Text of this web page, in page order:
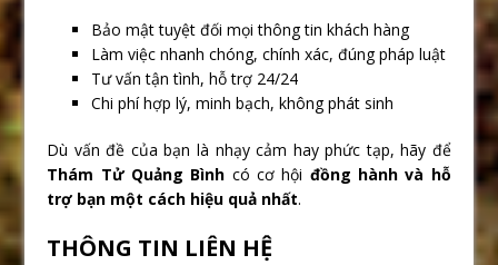
Bảo mật tuyệt đối mọi thông tin khách hàng
Làm việc nhanh chóng, chính xác, đúng pháp luật
Tư vấn tận tình, hỗ trợ 24/24
Chi phí hợp lý, minh bạch, không phát sinh
Dù vấn đề của bạn là nhạy cảm hay phức tạp, hãy để
Thám Tử Quảng Bình có cơ hội đồng hành và hỗ
trợ bạn một cách hiệu quả nhất.
THÔNG TIN LIÊN HỆ